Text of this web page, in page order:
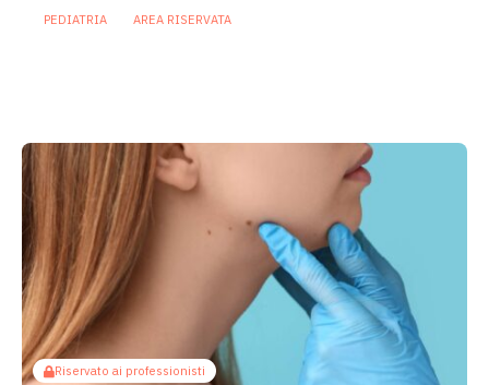
PEDIATRIA AREA RISERVATA
Riservato ai professionisti